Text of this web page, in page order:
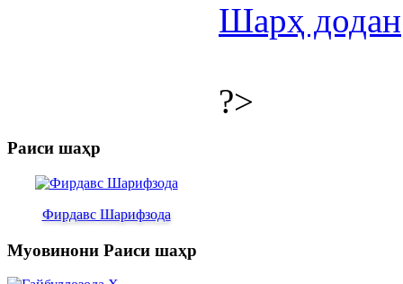
Шарҳ додан
?>
Раиси шаҳр
Фирдавс Шарифзода
Муовинони Раиси шаҳр